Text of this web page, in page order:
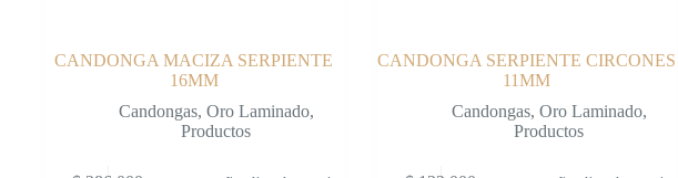
CANDONGA MACIZA SERPIENTE
16MM
Candongas, Oro Laminado,
Productos
CANDONGA SERPIENTE CIRCONES
11MM
Candongas, Oro Laminado,
Productos